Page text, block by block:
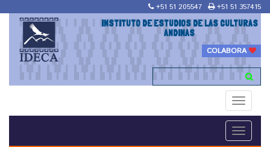
+51 51 205547 +51 51 357415
INSTITUTO DE ESTUDIOS DE LAS CULTURAS
ANDINAS
COLABORA
Toggle
Toggle